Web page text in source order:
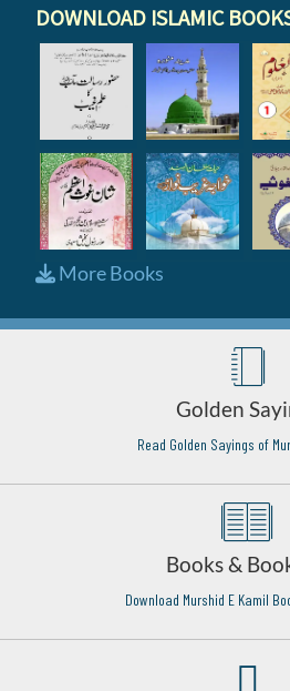
DOWNLOAD ISLAMIC
More Books
Golden
Read Golden Sayings of
Books &
Download Murshid E Kamil